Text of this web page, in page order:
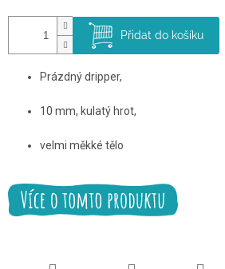
Přidat do košíku
Prázdný dripper,
10 mm, kulatý hrot,
velmi měkké tělo